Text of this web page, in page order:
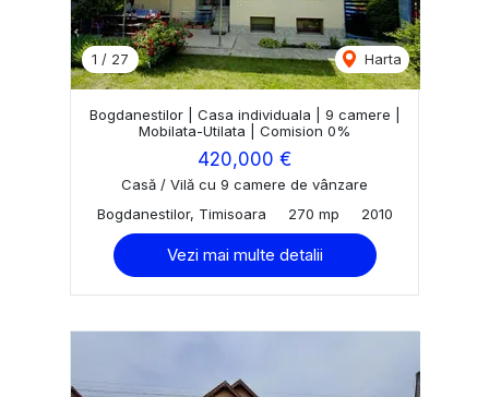
1 / 27 Harta
Bogdanestilor | Casa individuala | 9 camere |
Mobilata-Utilata | Comision 0%
420,000 €
Casă / Vilă cu 9 camere de vânzare
Bogdanestilor, Timisoara
270 mp 2010
Vezi mai multe detalii